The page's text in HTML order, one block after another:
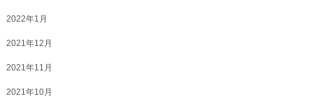
2022年1月
2021年12月
2021年11月
2021年10月